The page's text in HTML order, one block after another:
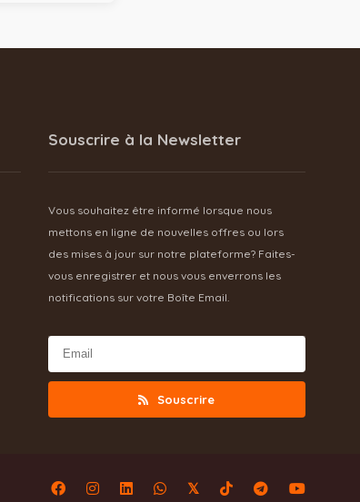
Souscrire à la Newsletter
Vous souhaitez être informé lorsque nous
mettons en ligne de nouvelles offres ou lors
des mises à jour sur notre plateforme? Faites-
vous enregistrer et nous vous enverrons les
notifications sur votre Boîte Email.
Souscrire
𝕏